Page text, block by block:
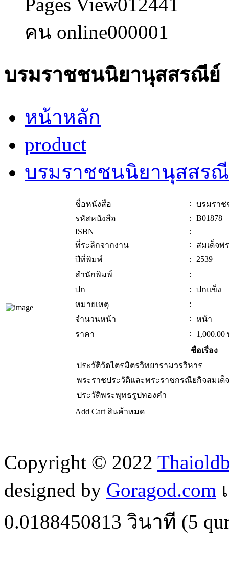
คน online000001
บรมราชชนนิยานุสสรณีย์
หน้าหลัก
product
บรมราชชนนิยานุสสร
ชื่อหนังสือ :
บรมรา
รหัสหนังสือ
:
B01878
ISBN
:
ที่ระลึกจากงาน
:
สมเด็จพ
ปีที่พิมพ์
:
2539
สำนักพิมพ์
:
ปก
:
ปกแข็ง
หมายเหตุ
:
จำนวนหน้า
:
หน้า
ราคา
: 1,000.00
ชื่อเรื่อง
ประวัติวัดไตรมิตรวิทยารามวรวิหาร
พระราชประวัติและพระราชกรณียกิจสมเ
ประวัติพระพุทธรูปทองคำ
Add Cart สินค้าหมด
Copyright © 2022
designed by Goragod.com
0.0188450813 วินาที (5